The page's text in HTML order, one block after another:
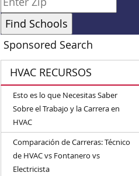
Sponsored Search
HVAC RECURSOS
Esto es lo que Necesitas Saber
Sobre el Trabajo y la Carrera en
HVAC
Comparación de Carreras: Técnico
de HVAC vs Fontanero vs
Electricista